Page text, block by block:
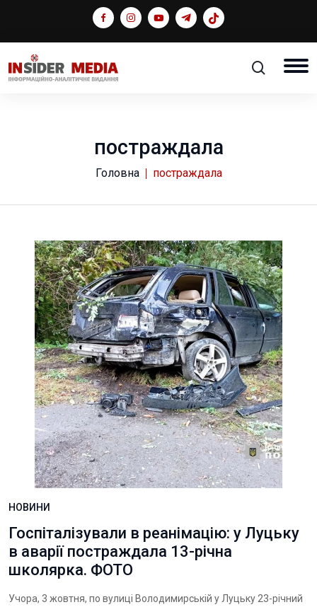
постраждала
Головна постраждала
НОВИНИ
Госпіталізували в реанімацію: у Луцьку
в аварії постраждала 13-річна
школярка. ФОТО
Учора, 3 жовтня, по вулиці Володимирській у Луцьку 23-річний